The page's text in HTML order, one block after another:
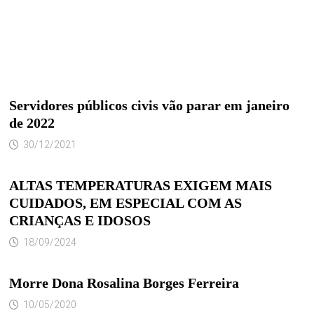
Servidores públicos civis vão parar em janeiro
de 2022
30/12/2021
ALTAS TEMPERATURAS EXIGEM MAIS
CUIDADOS, EM ESPECIAL COM AS
CRIANÇAS E IDOSOS
18/09/2024
Morre Dona Rosalina Borges Ferreira
10/05/2020